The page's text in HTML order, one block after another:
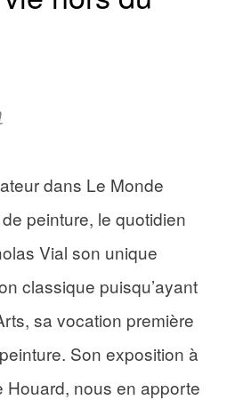
dans Le Monde
peinture, le quotidien
Vial son unique
classique puisqu’ayant
sa vocation première
Son exposition à
Houard, nous en apporte